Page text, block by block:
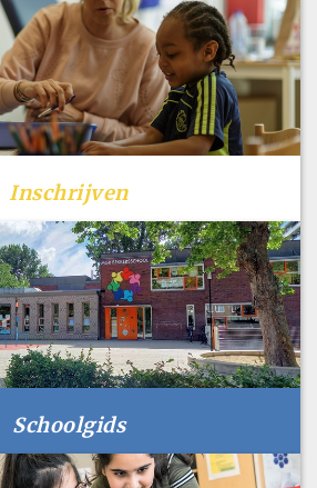
Inschrijven
Schoolgids